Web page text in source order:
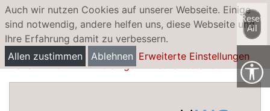
Auch wir nutzen Cookies auf unserer Webseite. Einige
sind notwendig, andere helfen uns, diese Webseite und
Ihre Erfahrung damit zu verbessern.
Allen zustimmen
Ablehnen Erweiterte Einstellungen
Profil und Standortvorteile
Hanau - Der zukunftsfähige Wirtschaftsstandort
Reset
All